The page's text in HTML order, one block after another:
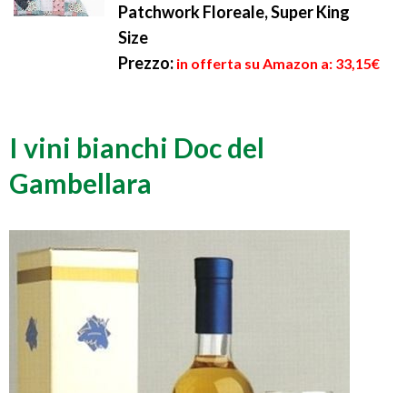
Patchwork Floreale, Super King
Size
Prezzo: in offerta su Amazon a: 33,15€
I vini bianchi Doc del
Gambellara